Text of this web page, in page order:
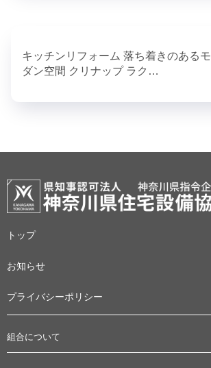
キッチンリフォーム 落ち着きのあるモ
ダン空間 クリナップ ラク…
トップ
お知らせ
プライバシーポリシー
組合について